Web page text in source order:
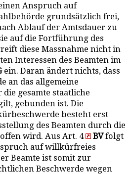
Anspruch auf
grundsätzlich frei,
Ablauf der Amtsdauer zu
auf die Fortführung des
diese Massnahme nicht in
Interessen des Beamten im
ein. Daran ändert nichts, dass
an das allgemeine
gesamte staatliche
gebunden ist. Die
besteht erst
des Beamten durch die
wird. Aus Art. 4
BVfolgt
auf willkürfreies
Beamte ist somit zur
Beschwerde wegen